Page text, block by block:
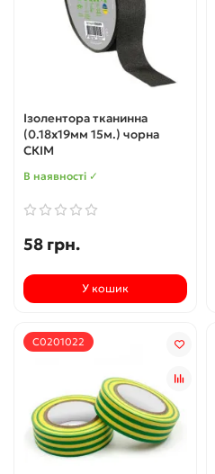
Ізолентора тканинна
(0.18х19мм 15м.) чорна
СКІМ
В наявності ✓
58 грн.
У кошик
С0201022